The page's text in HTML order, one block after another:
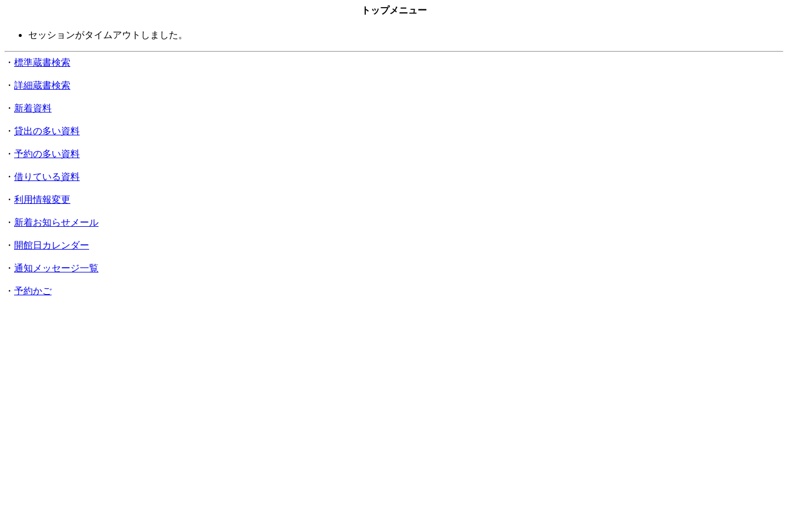
トップメニュー
セッションがタイムアウトしました。
・ 標準蔵書検索
・ 詳細蔵書検索
・ 新着資料
・ 貸出の多い資料
・ 予約の多い資料
・ 借りている資料
・ 利用情報変更
・ 新着お知らせメール
・ 開館日カレンダー
・ 通知メッセージ一覧
・ 予約かご